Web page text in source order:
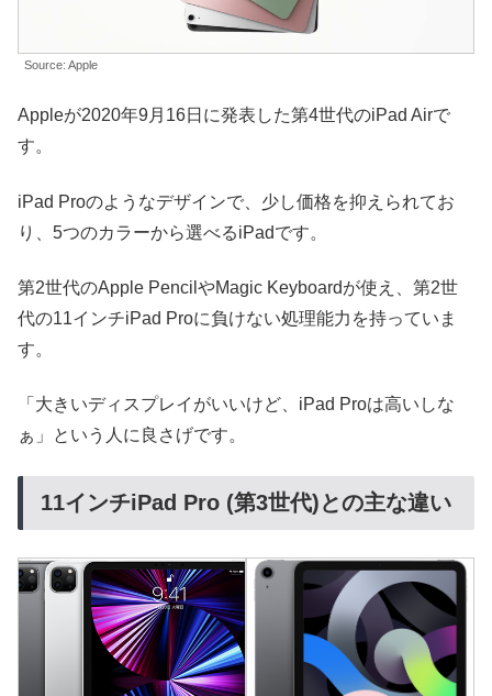
Source: Apple
Appleが2020年9月16日に発表した第4世代のiPad Airで
す。
iPad Proのようなデザインで、少し価格を抑えられてお
り、5つのカラーから選べるiPadです。
第2世代のApple PencilやMagic Keyboardが使え、第2世
代の11インチiPad Proに負けない処理能力を持っていま
す。
「大きいディスプレイがいいけど、iPad Proは高いしな
ぁ」という人に良さげです。
11インチiPad Pro (第3世代)との主な違い